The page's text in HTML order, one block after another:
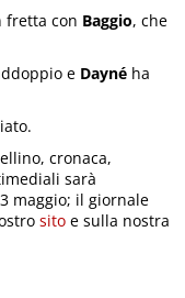
fretta con Baggio, che
e Dayné ha
cronaca,
sarà
maggio; il giornale
sito e sulla nostra